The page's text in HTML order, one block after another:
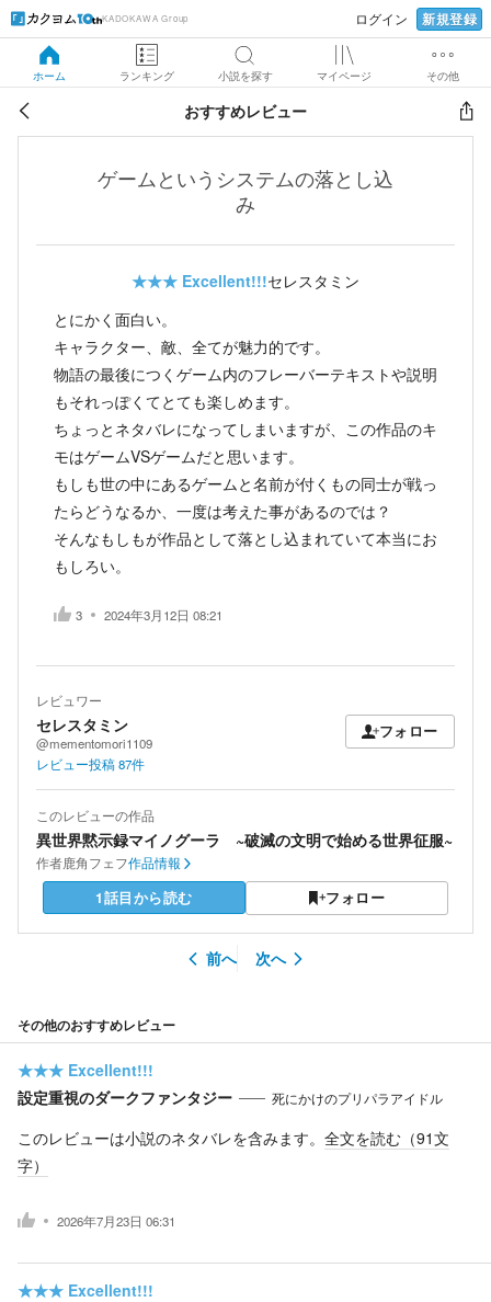
KADOKAWA Group ログイン 新規登録
ホーム ランキング 小説を探す マイページ その他
おすすめレビュー
ゲームというシステムの落とし込
み
★★★ Excellent!!!セレスタミン
とにかく面白い。
キャラクター、敵、全てが魅力的です。
物語の最後につくゲーム内のフレーバーテキストや説明
もそれっぽくてとても楽しめます。
ちょっとネタバレになってしまいますが、この作品のキ
モはゲームVSゲームだと思います。
もしも世の中にあるゲームと名前が付くもの同士が戦っ
たらどうなるか、一度は考えた事があるのでは？
そんなもしもが作品として落とし込まれていて本当にお
もしろい。
3 2024年3月12日 08:21
レビュワー
セレスタミン
@mementomori1109
フォロー
レビュー投稿87件
このレビューの作品
異世界黙示録マイノグーラ ~破滅の文明で始める世界征服~
作者鹿角フェフ作品情報
1話目から読む フォロー
前へ 次へ
その他のおすすめレビュー
★★★ Excellent!!!
設定重視のダークファンタジー
死にかけのプリパラアイドル
このレビューは小説のネタバレを含みます。 全文を読む（91文
字）
2026年7月23日 06:31
★★★ Excellent!!!